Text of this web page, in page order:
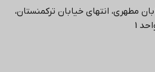
مطهری، انتهاي خیابان ترکمنستان،